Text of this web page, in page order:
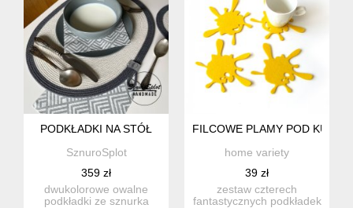
PODKŁADKI NA STÓŁ
SznuroSplot
359 zł
dwukolorowe owalne
podkładki ze sznurka
FILCOWE PLAMY POD
home variety
39 zł
zestaw czterech
fantastycznych podkładek